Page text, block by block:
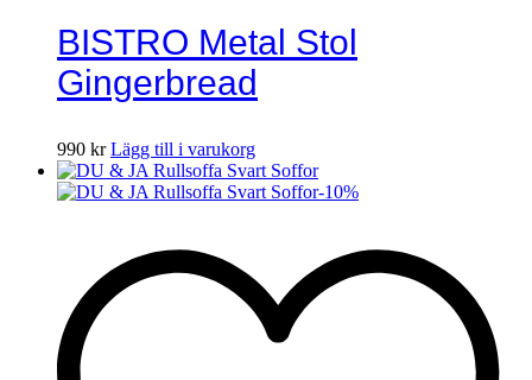
BISTRO Metal Stol
Gingerbread
990 kr Lägg till i varukorg
-10%